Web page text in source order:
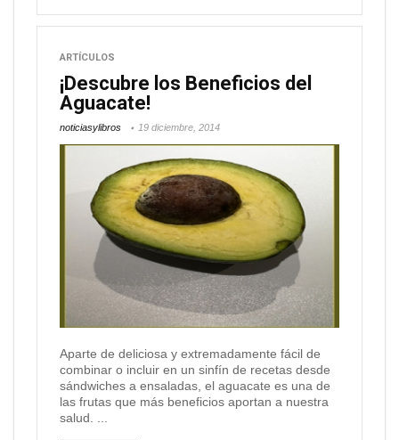
ARTÍCULOS
¡Descubre los Beneficios del
Aguacate!
noticiasylibros 19 diciembre, 2014
Aparte de deliciosa y extremadamente fácil de
combinar o incluir en un sinfín de recetas desde
sándwiches a ensaladas, el aguacate es una de
las frutas que más beneficios aportan a nuestra
salud. ...